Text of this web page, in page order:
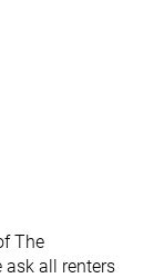
The
ask all renters